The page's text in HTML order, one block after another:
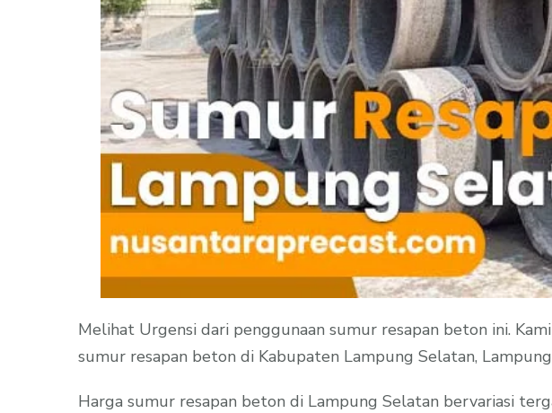
Melihat Urgensi dari penggunaan sumur resapan beton ini.
sumur resapan beton di Kabupaten Lampung Selatan,
Harga sumur resapan beton di Lampung Selatan bervariasi